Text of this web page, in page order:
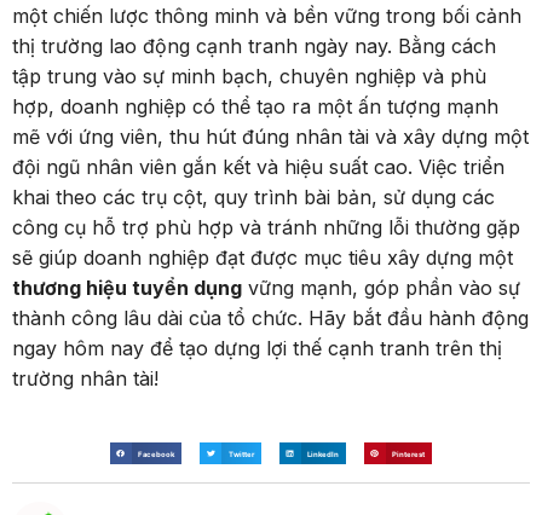
một chiến lược thông minh và bền vững trong bối cảnh
thị trường lao động cạnh tranh ngày nay. Bằng cách
tập trung vào sự minh bạch, chuyên nghiệp và phù
hợp, doanh nghiệp có thể tạo ra một ấn tượng mạnh
mẽ với ứng viên, thu hút đúng nhân tài và xây dựng một
đội ngũ nhân viên gắn kết và hiệu suất cao. Việc triển
khai theo các trụ cột, quy trình bài bản, sử dụng các
công cụ hỗ trợ phù hợp và tránh những lỗi thường gặp
sẽ giúp doanh nghiệp đạt được mục tiêu xây dựng một
thương hiệu tuyển dụng vững mạnh, góp phần vào sự
thành công lâu dài của tổ chức. Hãy bắt đầu hành động
ngay hôm nay để tạo dựng lợi thế cạnh tranh trên thị
trường nhân tài!
Facebook Twitter LinkedIn Pinterest